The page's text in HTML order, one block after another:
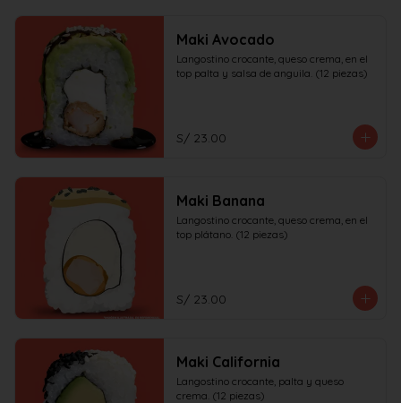
Maki Avocado
Langostino crocante, queso crema, en el
top palta y salsa de anguila. (12 piezas)
S/ 23.00
Maki Banana
Langostino crocante, queso crema, en el
top plátano. (12 piezas)
S/ 23.00
Maki California
Langostino crocante, palta y queso
crema. (12 piezas)